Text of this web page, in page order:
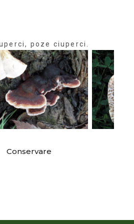
poze ciuperci.
Conservare